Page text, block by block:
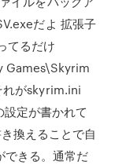
だよ 拡張子
てるだけ
Games\Skyrim
れがskyrim.ini
定が書かれて
換えることで自
できる。通常だ